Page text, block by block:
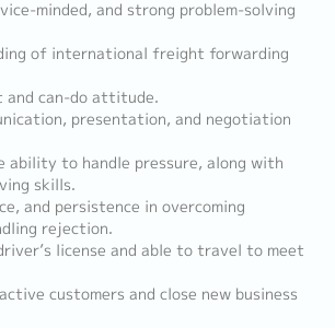
minded, and strong problem-solving
of international freight forwarding
and can-do attitude.
presentation, and negotiation
ability to handle pressure, along with
skills.
and persistence in overcoming
rejection.
license and able to travel to meet
customers and close new business